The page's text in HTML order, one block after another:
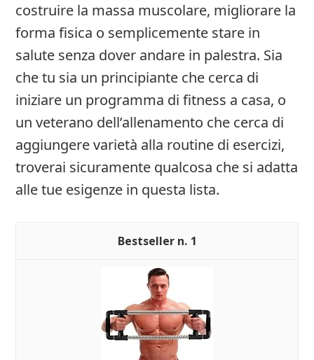
costruire la massa muscolare, migliorare la
forma fisica o semplicemente stare in
salute senza dover andare in palestra. Sia
che tu sia un principiante che cerca di
iniziare un programma di fitness a casa, o
un veterano dell’allenamento che cerca di
aggiungere varietà alla routine di esercizi,
troverai sicuramente qualcosa che si adatta
alle tue esigenze in questa lista.
1